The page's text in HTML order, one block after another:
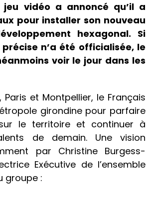
vidéo a annoncé qu’il a
pour installer son nouveau
hexagonal. Si
n’a été officialisée, le
voir le jour dans les
Paris et Montpellier, le Français
girondine pour parfaire
le territoire et continuer à
de demain. Une vision
par Christine Burgess-
Exécutive de l’ensemble
groupe :